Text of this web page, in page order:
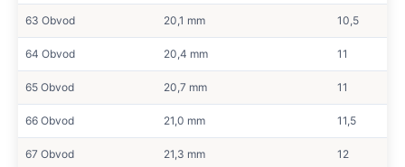
63 Obvod 20,1 mm 10,5
64 Obvod 20,4 mm 11
65 Obvod 20,7 mm 11
66 Obvod 21,0 mm 11,5
67 Obvod 21,3 mm 12